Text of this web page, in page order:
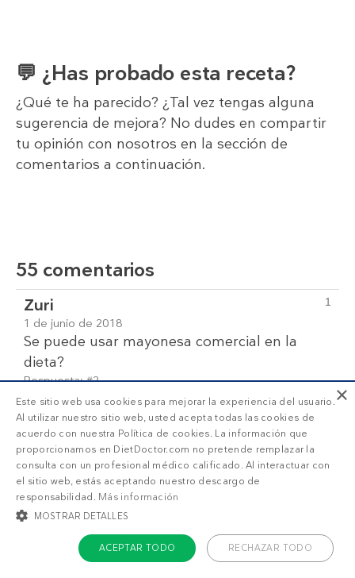
💬 ¿Has probado esta receta?
¿Qué te ha parecido? ¿Tal vez tengas alguna
sugerencia de mejora? No dudes en compartir
tu opinión con nosotros en la sección de
comentarios a continuación.
55 comentarios
1
Zuri
1 de junio de 2018
Se puede usar mayonesa comercial en la
dieta?
Respuesta:#2
Respuesta al comentario #1 por Zuri
Kim Equipo Diet Doctor
18 de junio de 2018
Zuri, es mejor hacer tu propia ya que las
variedades comerciales suelen usar aceites
de semillas que se asocian con la
inflamación. Si tienes que comprar mayonesa
comercial, elige una que no contenga azúcar
×
Este sitio web usa cookies para mejorar la experiencia del usuario.
Al utilizar nuestro sitio web, usted acepta todas las cookies de
acuerdo con nuestra Política de cookies. La información que
proporcionamos en DietDoctor.com no pretende remplazar la
consulta con un profesional médico calificado. Al interactuar con
el sitio web, estás aceptando nuestro descargo de
responsabilidad. Más información
MOSTRAR DETALLES
ACEPTAR TODO RECHAZAR TODO